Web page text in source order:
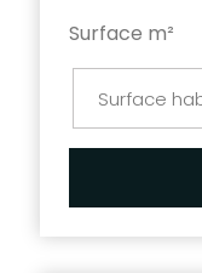
Surface m²